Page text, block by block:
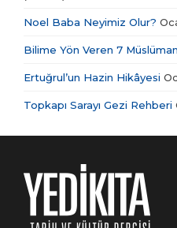
Noel Baba Neyimiz Olur?
Bilime Yön Veren 7
Ertuğrul’un Hazin Hikâyesi
Topkapı Sarayı Gezi Rehberi